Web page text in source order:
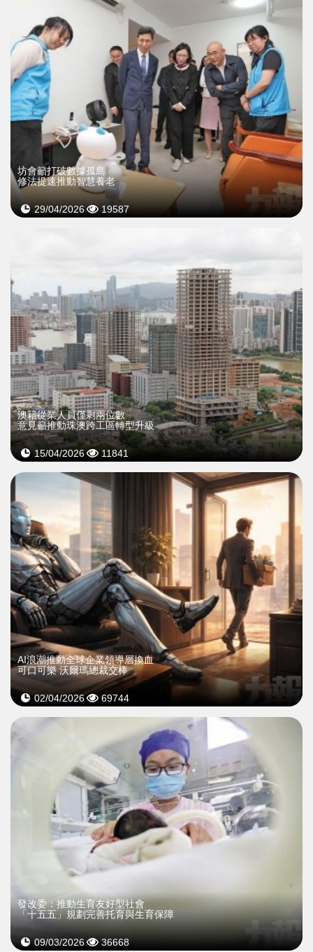
坊會籲打破數據孤島
修法提速推動智慧養老
29/04/2026 19587
澳籍從業人員僅剩兩位數
意見籲推動珠澳跨工區轉型升級
15/04/2026 11841
AI浪潮推動全球企業領導層換血
可口可樂 沃爾瑪總裁交棒
02/04/2026 69744
發改委：推動生育友好型社會
「十五五」規劃完善托育與生育保障
09/03/2026 36668